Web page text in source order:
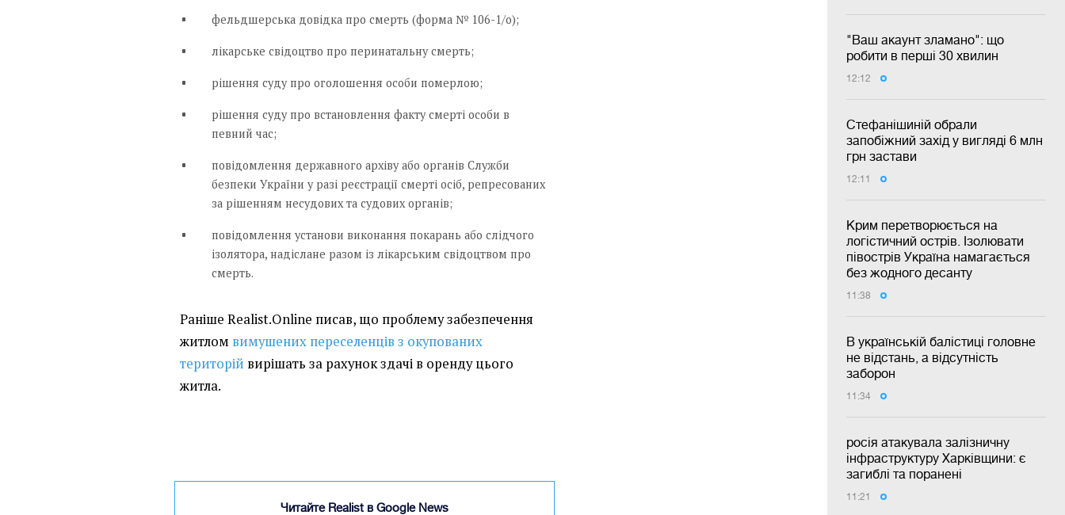
"Ваш акаунт зламано": що
робити в перші 30 хвилин
12:12
Стефанішиній обрали
запобіжний захід у вигляді 6 млн
грн застави
12:11
Крим перетворюється на
логістичний острів. Ізолювати
півострів Україна намагається
без жодного десанту
11:38
В українській балістиці головне
не відстань, а відсутність
заборон
11:34
росія атакувала залізничну
інфраструктуру Харківщини: є
загиблі та поранені
11:21
фельдшерська довідка про смерть (форма № 106-1/о);
лікарське свідоцтво про перинатальну смерть;
рішення суду про оголошення особи померлою;
рішення суду про встановлення факту смерті особи в
певний час;
повідомлення державного архіву або органів Служби
безпеки України у разі реєстрації смерті осіб, репресованих
за рішенням несудових та судових органів;
повідомлення установи виконання покарань або слідчого
ізолятора, надіслане разом із лікарським свідоцтвом про
смерть.
Раніше Realist.Online писав, що проблему забезпечення
житлом вимушених переселенців з окупованих
територій вирішать за рахунок здачі в оренду цього
житла.
Читайте Realist в Google News